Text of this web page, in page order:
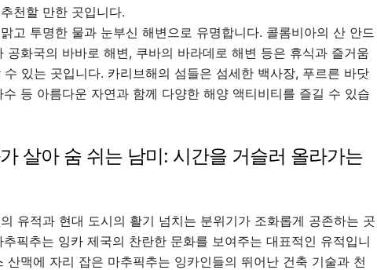
천할 만한 곳입니다.
고 투명한 물과 눈부신 해변으로 유명합니다. 콜롬비아의 산 안드
공화국의 바바로 해변, 쿠바의 바라데로 해변 등은 휴식과 즐거움
수 있는 곳입니다. 카리브해의 섬들은 섬세한 백사장, 푸르른 바닷
수 등 아름다운 자연과 함께 다양한 해양 액티비티를 즐길 수 있습
살아 숨 쉬는 남미: 시간을 거슬러 올라가는
유적과 현대 도시의 활기 넘치는 분위기가 조화롭게 공존하는 곳
픽추는 잉카 제국의 찬란한 문화를 보여주는 대표적인 유적입니
산맥에 자리 잡은 마추픽추는 잉카인들의 뛰어난 건축 기술과 천